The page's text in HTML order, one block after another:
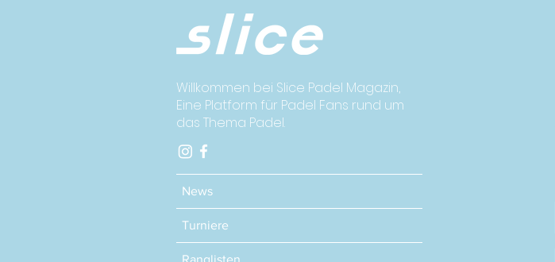
Willkommen bei Slice Padel Magazin,
Eine Platform für Padel Fans rund um
das Thema Padel.
News
Turniere
Ranglisten